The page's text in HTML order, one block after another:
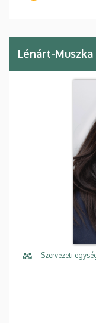
Lénárt-Muszka
Szervezeti